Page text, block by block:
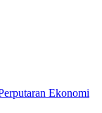
Ekonomi